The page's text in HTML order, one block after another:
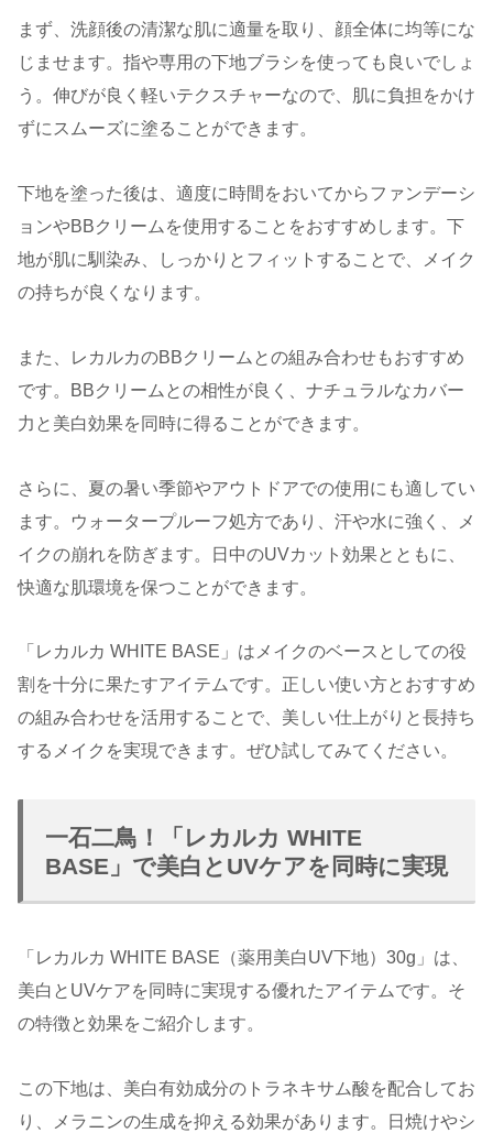
まず、洗顔後の清潔な肌に適量を取り、顔全体に均等にな
じませます。指や専用の下地ブラシを使っても良いでしょ
う。伸びが良く軽いテクスチャーなので、肌に負担をかけ
ずにスムーズに塗ることができます。
下地を塗った後は、適度に時間をおいてからファンデーシ
ョンやBBクリームを使用することをおすすめします。下
地が肌に馴染み、しっかりとフィットすることで、メイク
の持ちが良くなります。
また、レカルカのBBクリームとの組み合わせもおすすめ
です。BBクリームとの相性が良く、ナチュラルなカバー
力と美白効果を同時に得ることができます。
さらに、夏の暑い季節やアウトドアでの使用にも適してい
ます。ウォータープルーフ処方であり、汗や水に強く、メ
イクの崩れを防ぎます。日中のUVカット効果とともに、
快適な肌環境を保つことができます。
「レカルカ WHITE BASE」はメイクのベースとしての役
割を十分に果たすアイテムです。正しい使い方とおすすめ
の組み合わせを活用することで、美しい仕上がりと長持ち
するメイクを実現できます。ぜひ試してみてください。
一石二鳥！「レカルカ WHITE
BASE」で美白とUVケアを同時に実現
「レカルカ WHITE BASE（薬用美白UV下地）30g」は、
美白とUVケアを同時に実現する優れたアイテムです。そ
の特徴と効果をご紹介します。
この下地は、美白有効成分のトラネキサム酸を配合してお
り、メラニンの生成を抑える効果があります。日焼けやシ